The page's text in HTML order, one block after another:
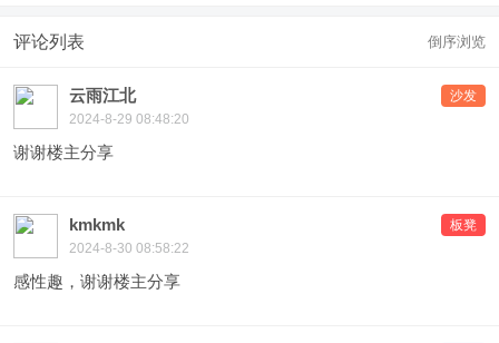
评论列表 倒序浏览
沙发
云雨江北
2024-8-29 08:48:20
谢谢楼主分享
板凳
kmkmk
2024-8-30 08:58:22
感性趣，谢谢楼主分享